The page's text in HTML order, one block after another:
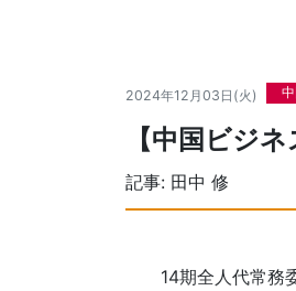
2024年12月03日(火)
【中国ビジ
記事: 田中 修
14期全人代常務